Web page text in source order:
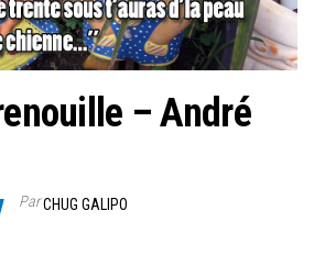
– André
ParCHUG GALIPO